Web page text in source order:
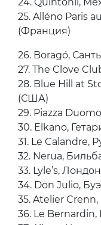
16. Alain
(Франция)
17. Steirereck,
18. Odette,
19. Twins
20. Tickets,
21. Frantzén,
22. Narisawa,
23. Cosme,
24. Quintonil,
25. Alléno Paris
(Франция)
26. Boragó,
27. The Clove
28. Blue Hill at